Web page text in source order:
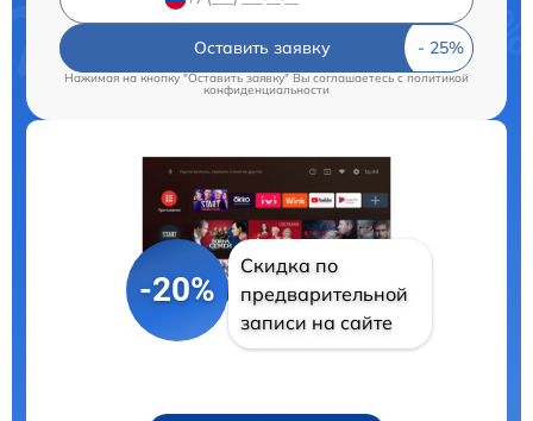
Оставить заявку
Нажимая на кнопку "Оставить заявку" Вы соглашаетесь cполитикой
конфиденциальности
-20%
Скидка по
предварительной
записи на сайте